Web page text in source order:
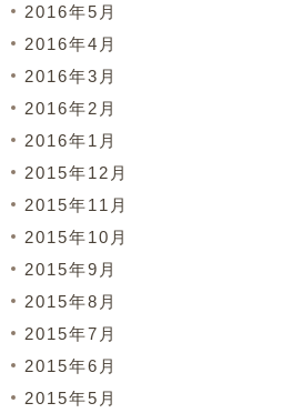
2016年5月
2016年4月
2016年3月
2016年2月
2016年1月
2015年12月
2015年11月
2015年10月
2015年9月
2015年8月
2015年7月
2015年6月
2015年5月